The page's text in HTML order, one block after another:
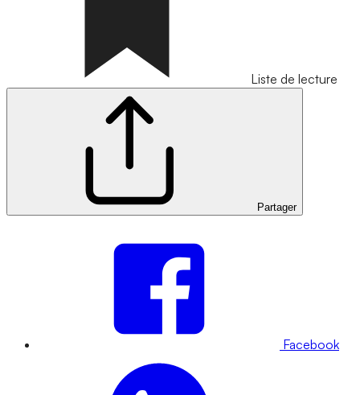
Liste de lecture
Partager
Facebook